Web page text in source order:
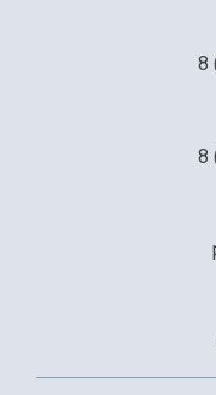
8
8